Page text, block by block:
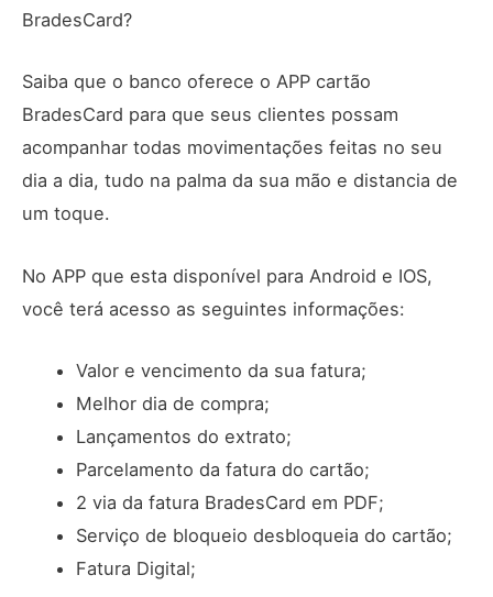
BradesCard?
Saiba que o banco oferece o APP cartão
BradesCard para que seus clientes possam
acompanhar todas movimentações feitas no seu
dia a dia, tudo na palma da sua mão e distancia de
um toque.
No APP que esta disponível para Android e IOS,
você terá acesso as seguintes informações:
Valor e vencimento da sua fatura;
Melhor dia de compra;
Lançamentos do extrato;
Parcelamento da fatura do cartão;
2 via da fatura BradesCard em PDF;
Serviço de bloqueio desbloqueia do cartão;
Fatura Digital;